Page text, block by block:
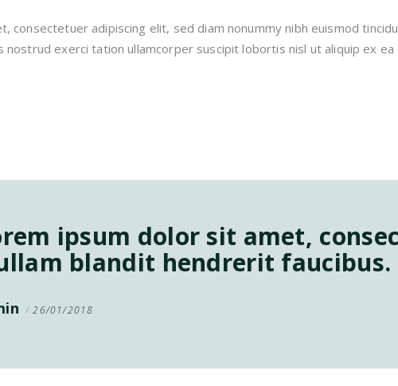
consectetuer adipiscing elit, sed diam nonummy nibh euismod
nostrud exerci tation ullamcorper suscipit lobortis nisl ut aliquip ex ea
ipsum dolor sit amet,
blandit hendrerit faucibus.
26/01/2018